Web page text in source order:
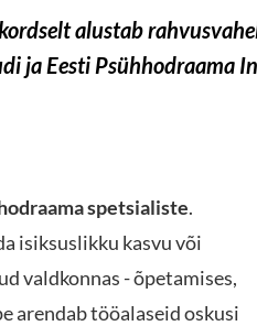
alustab
ja Eesti Psühhodraama
spetsialiste.
isiksuslikku kasvu või
valdkonnas - õpetamises,
arendab tööalaseid oskusi